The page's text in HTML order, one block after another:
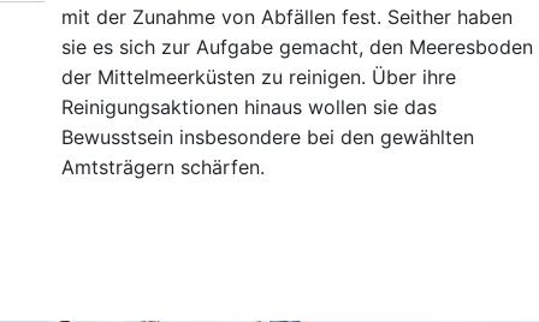
mit der Zunahme von Abfällen fest. Seither haben
sie es sich zur Aufgabe gemacht, den Meeresboden
der Mittelmeerküsten zu reinigen. Über ihre
Reinigungsaktionen hinaus wollen sie das
Bewusstsein insbesondere bei den gewählten
Amtsträgern schärfen.